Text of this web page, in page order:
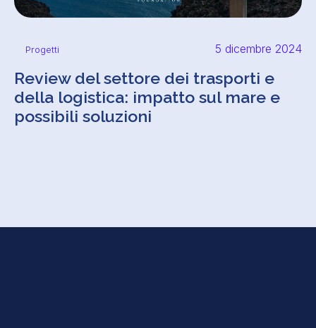
Progetti 5 dicembre 2024
Review del settore dei trasporti e
della logistica: impatto sul mare e
possibili soluzioni